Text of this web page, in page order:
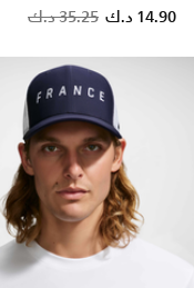
reduced from
35.25 د.ك to 14.90 د.ك